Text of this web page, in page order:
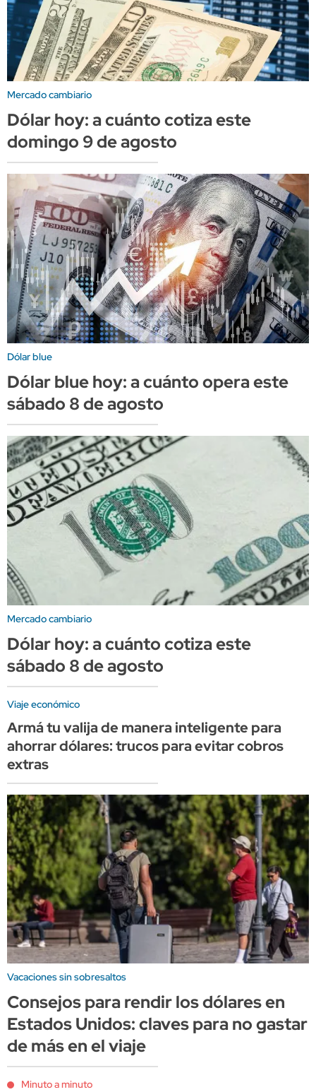
Mercado cambiario
Dólar hoy: a cuánto cotiza este
domingo 9 de agosto
Dólar blue
Dólar blue hoy: a cuánto opera este
sábado 8 de agosto
Mercado cambiario
Dólar hoy: a cuánto cotiza este
sábado 8 de agosto
Viaje económico
Armá tu valija de manera inteligente para
ahorrar dólares: trucos para evitar cobros
extras
Vacaciones sin sobresaltos
Consejos para rendir los dólares en
Estados Unidos: claves para no gastar
de más en el viaje
Minuto a minuto